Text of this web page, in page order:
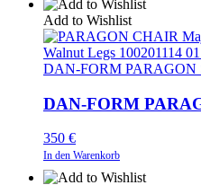
Add to Wishlist
DAN-FORM PARAGON
DAN-FORM
350 €
In den Warenkorb